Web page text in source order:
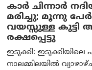
കാര്‍ ചിന്നാര്‍
മരിച്ചു; മൂന്നു
വയസ്സുള്ള കുട്ടി
രക്ഷപ്പെട്ടു
ഇടുക്കി:
നാലമ്മിലയിൽ